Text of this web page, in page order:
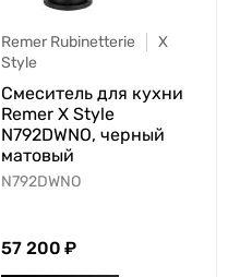
Remer Rubinetterie
X
Style
Cмеситель для кухни
Remer X Style
N792DWNO, черный
матовый
N792DWNO
57 200